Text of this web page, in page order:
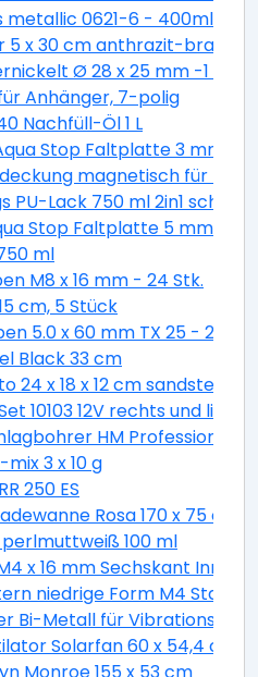
metallic 0621-6 - 400ml
x 30 cm anthrazit-braun
Ø 28 x 25 mm -1
Anhänger, 7-polig
Nachfüll-Öl 1 L
Stop Faltplatte 3 mm
magnetisch für
PU-Lack 750 ml 2in1
Stop Faltplatte 5 mm
ml
M8 x 16 mm - 24 Stk.
cm, 5 Stück
5.0 x 60 mm TX 25 - 200
Black 33 cm
24 x 18 x 12 cm
10103 12V rechts und links
HM Professional
3 x 10 g
250 ES
Rosa 170 x 75 cm,
100 ml
x 16 mm Sechskant Innen
niedrige Form M4 Stahl
Bi-Metall für
Solarfan 60 x 54,4 cm